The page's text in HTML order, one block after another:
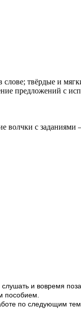
твёрдые и
предложений с
волчки с
и вовремя
пособием.
по следующим